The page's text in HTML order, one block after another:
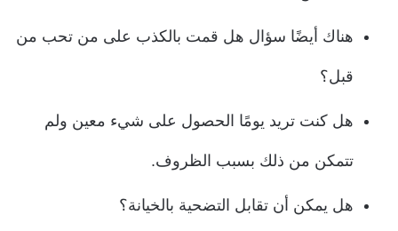
هناك أيضًا سؤال هل قمت بالكذب على من تحب من
قبل؟
هل كنت تريد يومًا الحصول على شيء معين ولم
تتمكن من ذلك بسبب الظروف.
هل يمكن أن تقابل التضحية بالخيانة؟